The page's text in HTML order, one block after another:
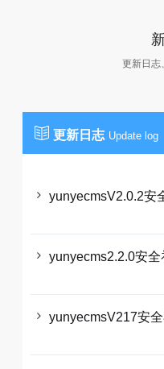
更新日志
更新日志 Update log
yunyecmsV2.0.2安
yunyecms2.2.0安
yunyecmsV217安